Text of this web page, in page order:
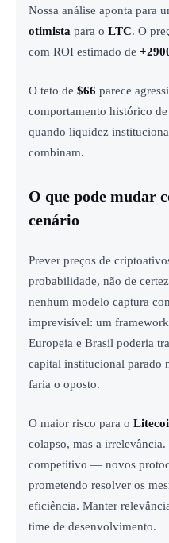
Nossa análise aponta para
otimista para o LTC. O
com ROI estimado de
O teto de $66 parece
comportamento histórico
quando liquidez
combinam.
O que pode mudar
cenário
Prever preços de
probabilidade, não de
nenhum modelo captura
imprevisível: um
Europeia e Brasil poderia
capital institucional parado
faria o oposto.
O maior risco para o
colapso, mas a
competitivo — novos
prometendo resolver os
eficiência. Manter
time de desenvolvimento.